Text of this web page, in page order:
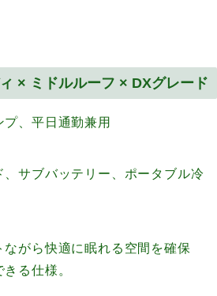
× ミドルルーフ × DXグレード
、平日通勤兼用
、サブバッテリー、ポータブル冷
ながら快適に眠れる空間を確保
る仕様。